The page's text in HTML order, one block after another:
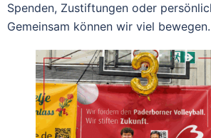
Spenden, Zustiftungen oder
Gemeinsam können wir viel bewegen.